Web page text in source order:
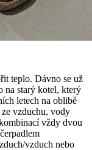
teplo. Dávno se už
na starý kotel, který
letech na oblibě
vzduchu, vody
vždy dvou
vzduch nebo